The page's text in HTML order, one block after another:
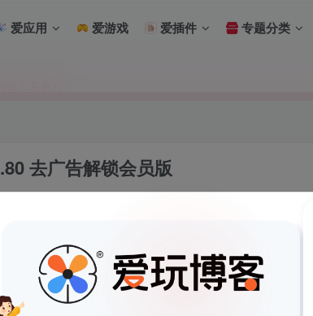
爱应用 爱游戏 爱插件 专题分类
为您处理。
安装教程
去广告解锁会员版